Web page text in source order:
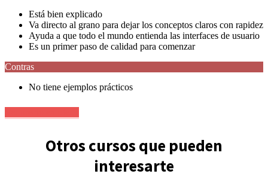
Está bien explicado
Va directo al grano para dejar los conceptos claros con rapidez
Ayuda a que todo el mundo entienda las interfaces de usuario
Es un primer paso de calidad para comenzar
Contras
No tiene ejemplos prácticos
Otros cursos que pueden
interesarte